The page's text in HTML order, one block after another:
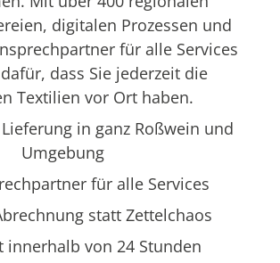
digitalen Prozessen und
für alle Services
dass Sie jederzeit die
Textilien vor Ort haben.
in ganz Roßwein und
Umgebung
für alle Services
statt Zettelchaos
innerhalb von 24 Stunden